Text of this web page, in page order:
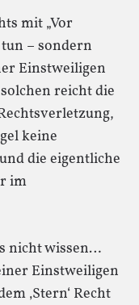
mit „Vor
– sondern
Einstweiligen
reicht die
keine
die eigentliche
im
nicht wissen…
Einstweiligen
‚Stern‘ Recht